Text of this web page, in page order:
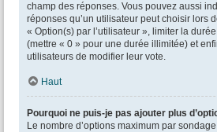
champ des réponses. Vous pouvez aussi
réponses qu’un utilisateur peut choisir lors
« Option(s) par l’utilisateur », limiter la
(mettre « 0 » pour une durée illimitée) et
utilisateurs de modifier leur vote.
Haut
Pourquoi ne puis-je pas ajouter plus
Le nombre d’options maximum par